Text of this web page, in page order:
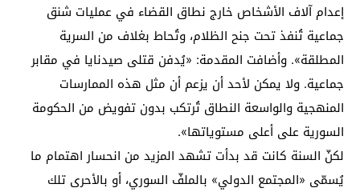
إعدام آلاف الأشخاص خارج نطاق القضاء في عمليات شنق
جماعية تُنفذ تحت جنح الظلام، وتُحاط بغلاف من السرية
المطلقة». وأضافت المقدمة: «يُدفن قتلى صيدنايا في مقابر
جماعية. ولا يمكن لأحد أن يزعم أن مثل هذه الممارسات
المنهجية والواسعة النطاق تُرتكب بدون تفويض من الحكومة
السورية على أعلى مستوياتها».
لكنّ السنة كانت قد بدأت تشهد المزيد من انحسار اهتمام ما
يُسمّى «المجتمع الدولي» بالملفّ السوري، أو بالأحرى تلك